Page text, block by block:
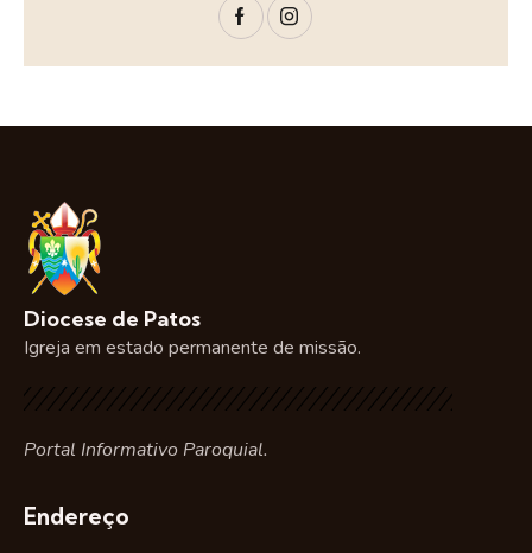
Diocese de Patos
Igreja em estado permanente de missão.
Portal Informativo Paroquial.
Endereço